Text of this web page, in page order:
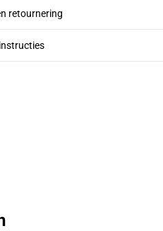
retournering